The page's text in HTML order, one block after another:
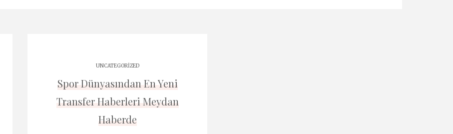
UNCATEGORIZED
Spor Dünyasından En Yeni
Transfer Haberleri Meydan
Haberde